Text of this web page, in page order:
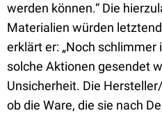
werden können.“ Die
Materialien würden
erklärt er: „Noch schlimmer
solche Aktionen gesendet
Unsicherheit. Die
ob die Ware, die sie nach